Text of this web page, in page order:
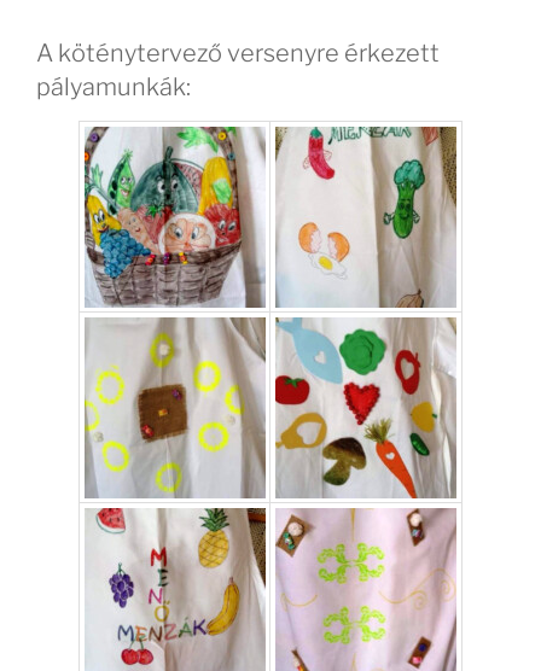
A köténytervező versenyre érkezett
pályamunkák: